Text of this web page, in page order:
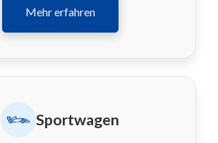
Mehr erfahren
Sportwagen